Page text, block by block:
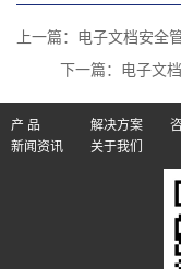
上一篇： 电子文档安全
下一篇： 电子文
产 品 解决方案
新闻资讯
关于我们